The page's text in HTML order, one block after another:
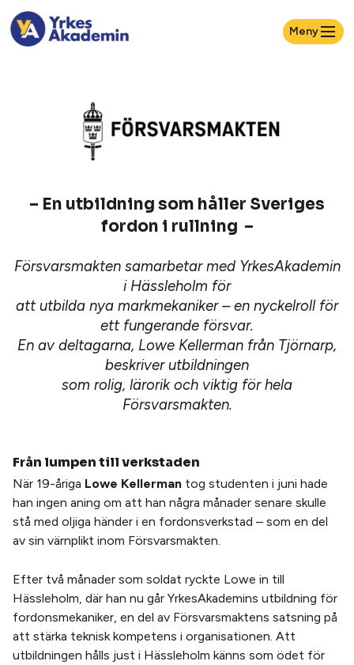
Meny
– En utbildning som håller Sveriges
fordon i rullning –
Försvarsmakten samarbetar med YrkesAkademin
i Hässleholm för
att utbilda nya markmekaniker – en nyckelroll för
ett fungerande försvar.
En av deltagarna, Lowe Kellerman från Tjörnarp,
beskriver utbildningen
som rolig, lärorik och viktig för hela
Försvarsmakten.
Från lumpen till verkstaden
När 19-åriga Lowe Kellerman tog studenten i juni hade
han ingen aning om att han några månader senare skulle
stå med oljiga händer i en fordonsverkstad – som en del
av sin värnplikt inom Försvarsmakten.
Efter två månader som soldat ryckte Lowe in till
Hässleholm, där han nu går YrkesAkademins utbildning för
fordonsmekaniker, en del av Försvarsmaktens satsning på
att stärka teknisk kompetens i organisationen. Att
utbildningen hålls just i Hässleholm känns som ödet för